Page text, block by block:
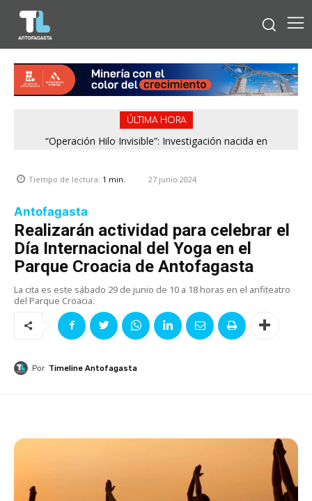
ÚLTIMA HORA
“Operación Hilo Invisible”: Investigación nacida en
Tiempo de lectura: 1 min. 27 junio 2024
Antofagasta
Realizarán actividad para celebrar el
Día Internacional del Yoga en el
Parque Croacia de Antofagasta
La cita es este sábado 29 de junio de 10 a 18 horas en el anfiteatro
del Parque Croacia.
Por Timeline Antofagasta